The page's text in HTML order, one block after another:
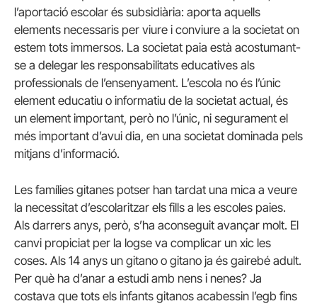
l’aportació escolar és subsidiària: aporta aquells
elements necessaris per viure i conviure a la societat on
estem tots immersos. La societat paia està acostumant-
se a delegar les responsabilitats educatives als
professionals de l’ensenyament. L’escola no és l’únic
element educatiu o informatiu de la societat actual, és
un element important, però no l’únic, ni segurament el
més important d’avui dia, en una societat dominada pels
mitjans d’informació.
Les famílies gitanes potser han tardat una mica a veure
la necessitat d’escolaritzar els fills a les escoles paies.
Als darrers anys, però, s’ha aconseguit avançar molt. El
canvi propiciat per la logse va complicar un xic les
coses. Als 14 anys un gitano o gitano ja és gairebé adult.
Per què ha d’anar a estudi amb nens i nenes? Ja
costava que tots els infants gitanos acabessin l’egb fins